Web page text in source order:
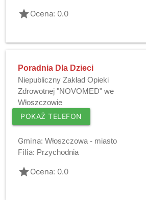
gradeOcena: 0.0
Poradnia Dla Dzieci
Niepubliczny Zakład Opieki
Zdrowotnej "NOVOMED" we
Włoszczowie
POKAŻ TELEFON
Gmina: Włoszczowa - miasto
Filia: Przychodnia
gradeOcena: 0.0